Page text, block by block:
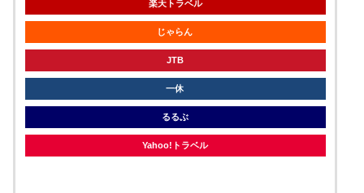
楽天トラベル
じゃらん
JTB
一休
るるぶ
Yahoo!トラベル